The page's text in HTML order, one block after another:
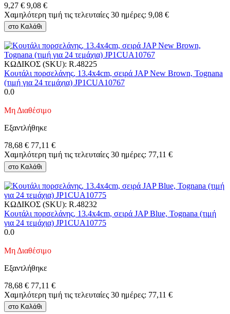
9,27 € 9,08 €
Χαμηλότερη τιμή τις τελευταίες 30 ημέρες: 9,08 €
στο Καλάθι
ΚΩΔΙΚΟΣ (SKU): R.48225
Κουτάλι πορσελάνης, 13.4x4cm, σειρά JAP New Brown, Tognana
(τιμή για 24 τεμάχια) JP1CUA10767
0.0
Μη Διαθέσιμο
Εξαντλήθηκε
78,68 € 77,11 €
Χαμηλότερη τιμή τις τελευταίες 30 ημέρες: 77,11 €
στο Καλάθι
ΚΩΔΙΚΟΣ (SKU): R.48232
Κουτάλι πορσελάνης, 13.4x4cm, σειρά JAP Blue, Tognana (τιμή
για 24 τεμάχια) JP1CUA10775
0.0
Μη Διαθέσιμο
Εξαντλήθηκε
78,68 € 77,11 €
Χαμηλότερη τιμή τις τελευταίες 30 ημέρες: 77,11 €
στο Καλάθι